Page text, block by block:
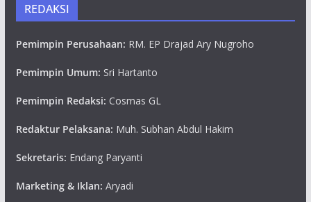
REDAKSI
Pemimpin Perusahaan: RM. EP Drajad Ary Nugroho
Pemimpin Umum: Sri Hartanto
Pemimpin Redaksi: Cosmas GL
Redaktur Pelaksana: Muh. Subhan Abdul Hakim
Sekretaris: Endang Paryanti
Marketing & Iklan: Aryadi